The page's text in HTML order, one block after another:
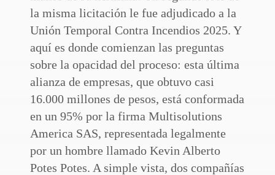
la misma licitación le fue adjudicado a la
Unión Temporal Contra Incendios 2025. Y
aquí es donde comienzan las preguntas
sobre la opacidad del proceso: esta última
alianza de empresas, que obtuvo casi
16.000 millones de pesos, está conformada
en un 95% por la firma Multisolutions
America SAS, representada legalmente
por un hombre llamado Kevin Alberto
Potes Potes. A simple vista, dos compañías